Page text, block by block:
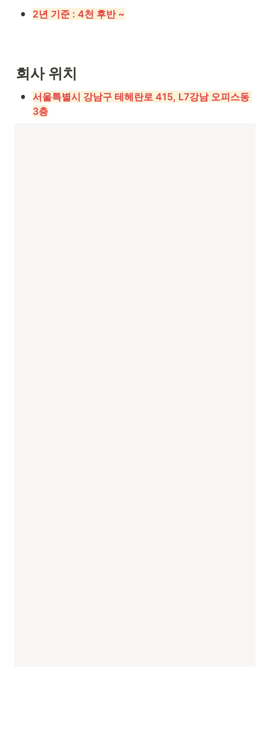
• 2년 기준 : 4천 후반 ~
회사 위치
• 서울특별시 강남구 테헤란로 415, L7강남 오피스동
3층